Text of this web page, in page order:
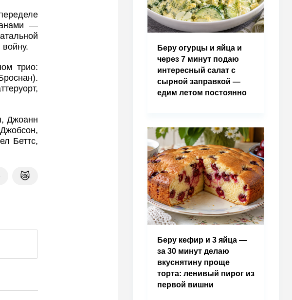
—
трио:
Джоанн
Беттс,
😿
Беру огурцы и яйца и
через 7 минут подаю
интересный салат с
сырной заправкой —
едим летом постоянно
Беру кефир и 3 яйца —
за 30 минут делаю
вкуснятину проще
торта: ленивый пирог из
первой вишни